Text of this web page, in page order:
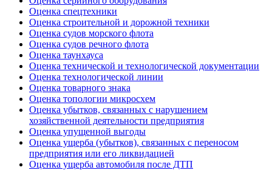
Оценка спецтехники
Оценка строительной и дорожной техники
Оценка судов морского флота
Оценка судов речного флота
Оценка таунхауса
Оценка технической и технологической документации
Оценка технологической линии
Оценка товарного знака
Оценка топологии микросхем
Оценка убытков, связанных с нарушением
хозяйственной деятельности предприятия
Оценка упущенной выгоды
Оценка ущерба (убытков), связанных с переносом
предприятия или его ликвидацией
Оценка ущерба автомобиля после ДТП